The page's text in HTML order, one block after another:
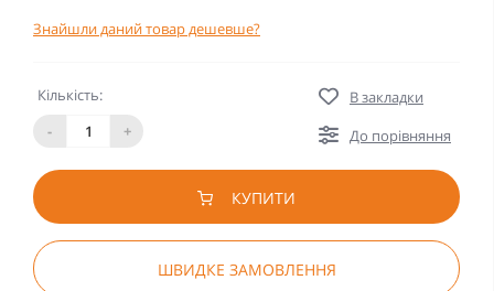
Знайшли даний товар дешевше?
Кількість:
-
+
В закладки
До порівняння
КУПИТИ
ШВИДКЕ ЗАМОВЛЕННЯ